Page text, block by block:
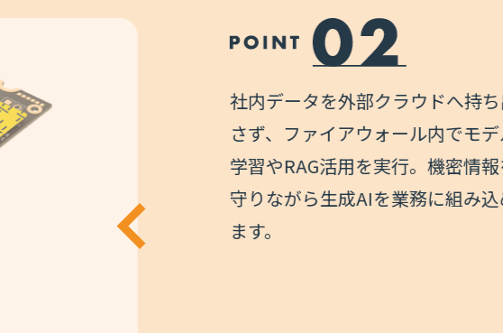
社内データを外部クラウドへ持ち出
さず、ファイアウォール内でモデル
学習やRAG活用を実行。機密情報を
守りながら生成AIを業務に組み込め